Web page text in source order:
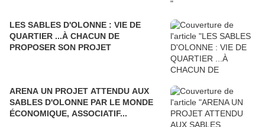
LES SABLES D'OLONNE : VIE DE
QUARTIER ...À CHACUN DE
PROPOSER SON PROJET
ARENA UN PROJET ATTENDU AUX
SABLES D'OLONNE PAR LE MONDE
ÉCONOMIQUE, ASSOCIATIF...